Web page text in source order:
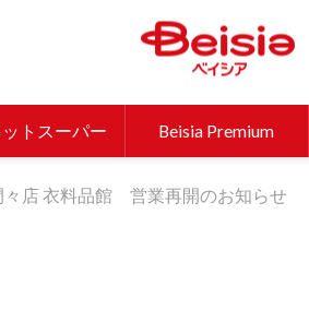
トスーパー Beisia Premium
々店 衣料品館 営業再開のお知らせ